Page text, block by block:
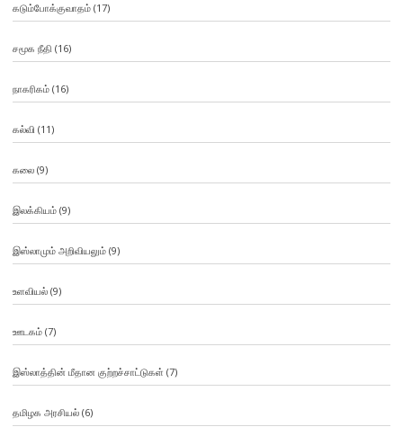
கடும்போக்குவாதம்(17)
சமூக நீதி (16)
நாகரிகம்(16)
கல்வி (11)
கலை(9)
இலக்கியம்(9)
இஸ்லாமும் அறிவியலும்(9)
உளவியல்(9)
ஊடகம்(7)
இஸ்லாத்தின் மீதான குற்றச்சாட்டுகள் (7)
தமிழக அரசியல்(6)